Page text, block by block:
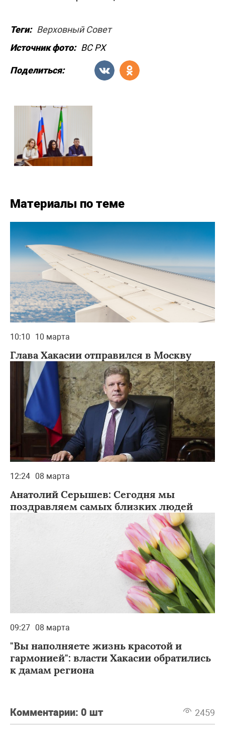
Теги: Верховный Совет
Источник фото: ВС РХ
Поделиться:
Материалы по теме
10:10 10 марта
Глава Хакасии отправился в Москву
12:24 08 марта
Анатолий Серышев: Сегодня мы
поздравляем самых близких людей
09:27 08 марта
"Вы наполняете жизнь красотой и
гармонией": власти Хакасии обратились
к дамам региона
Комментарии: 0 шт 2459